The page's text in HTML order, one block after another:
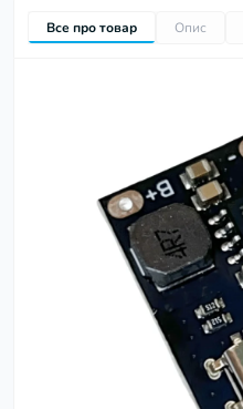
Все про товар Опис